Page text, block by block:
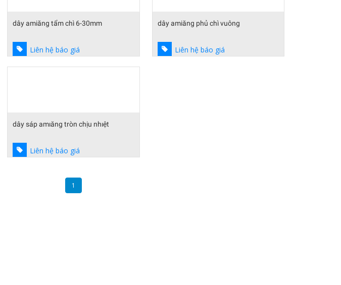
dây amiăng tẩm chì 6-30mm
Liên hệ báo giá
dây amiăng phủ chì vuông
Liên hệ báo giá
dây sáp amıăng tròn chịu nhıệt
Liên hệ báo giá
1